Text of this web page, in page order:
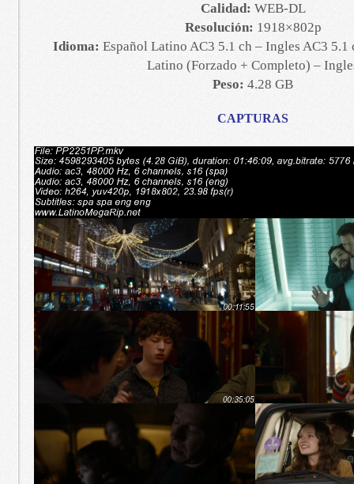
Calidad: WEB-DL
Resolución: 1918×802p
Idioma: Español Latino AC3 5.1 ch – Ingles AC3 5.1
Latino (Forzado + Completo) –
Peso: 4.28 GB
CAPTURAS